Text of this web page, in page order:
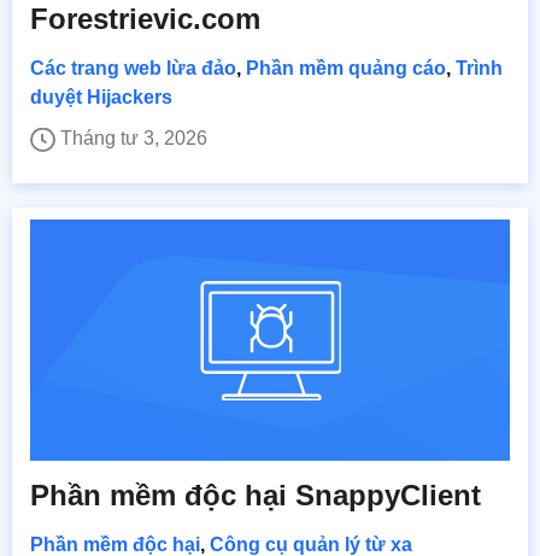
Forestrievic.com
Các trang web lừa đảo, Phần mềm quảng cáo, Trình
duyệt Hijackers
Tháng tư 3, 2026
Phần mềm độc hại SnappyClient
Phần mềm độc hại, Công cụ quản lý từ xa